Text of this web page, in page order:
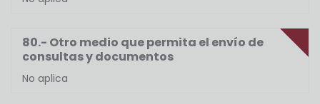
80.- Otro medio que permita el envío de
consultas y documentos
No aplica